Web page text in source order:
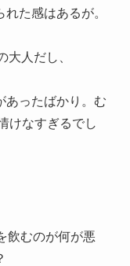
た感はあるが。
人だし、
あったばかり。む
けなすぎるでし
飲むのが何が悪